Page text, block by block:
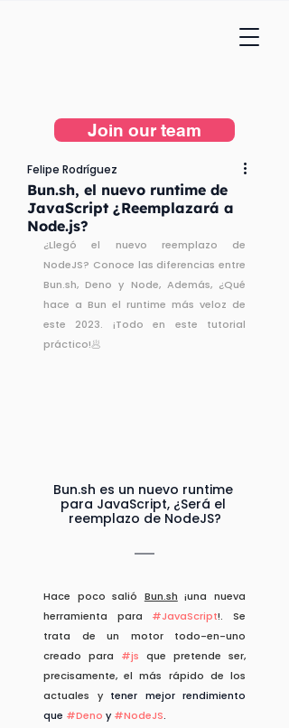
Join our team
Bun.sh, el nuevo runtime de
JavaScript ¿Reemplazará a
Node.js?
Felipe Rodríguez
¿Llegó el nuevo reemplazo de
NodeJS? Conoce las diferencias entre
Bun.sh, Deno y Node, Además, ¿Qué
hace a Bun el runtime más veloz de
este 2023. ¡Todo en este tutorial
práctico!🥟
Bun.sh es un nuevo runtime
para JavaScript, ¿Será el
reemplazo de NodeJS?
Hace poco salió Bun.sh ¡una nueva
herramienta para #JavaScript!. Se
trata de un motor todo-en-uno
creado para #js que pretende ser,
precisamente, el más rápido de los
actuales y tener mejor rendimiento
que #Deno y #NodeJS.